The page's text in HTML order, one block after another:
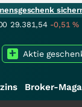
29.381,54 -0,51%
Aktie
Broker-